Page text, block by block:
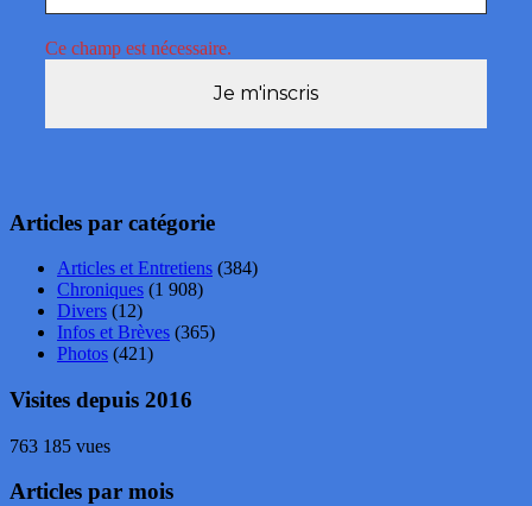
Ce champ est nécessaire.
Articles par catégorie
Articles et Entretiens (384)
Chroniques (1 908)
Divers (12)
Infos et Brèves (365)
Photos (421)
Visites depuis 2016
763 185 vues
Articles par mois